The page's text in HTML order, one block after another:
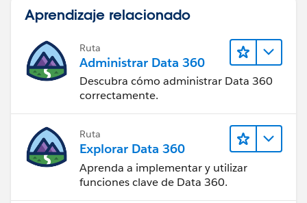
Aprendizaje relacionado
Ruta
Administrar Data 360
Descubra cómo administrar Data 360
correctamente.
Ruta
Explorar Data 360
Aprenda a implementar y utilizar
funciones clave de Data 360.